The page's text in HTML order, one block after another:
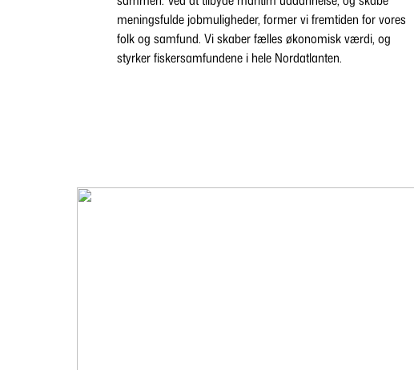
meningsfulde jobmuligheder, former vi fremtiden for vores
folk og samfund. Vi skaber fælles økonomisk værdi, og
styrker fiskersamfundene i hele Nordatlanten.